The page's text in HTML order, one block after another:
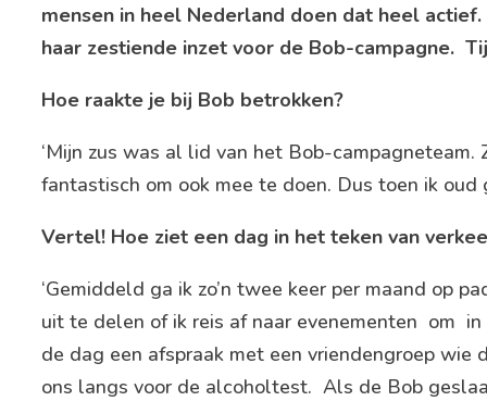
mensen in heel Nederland doen dat heel
haar zestiende inzet voor de Bob-campagne.
Hoe raakte je bij Bob betrokken?
‘Mijn zus was al lid van het Bob-
fantastisch om ook mee te doen. Dus toen ik oud
Vertel! Hoe ziet een dag in het teken van
‘Gemiddeld ga ik zo’n twee keer per maand op
uit te delen of ik reis af naar evenementen om
de dag een afspraak met een vriendengroep
ons langs voor de alcoholtest. Als de Bob